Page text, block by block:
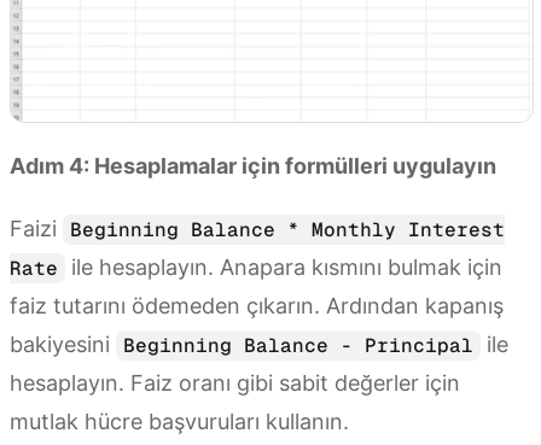
Adım 4: Hesaplamalar için formülleri uygulayın
Faizi
Beginning Balance * Monthly Interest
Rate
ile hesaplayın. Anapara kısmını bulmak için
faiz tutarını ödemeden çıkarın. Ardından kapanış
bakiyesini
Beginning Balance - Principal
ile
hesaplayın. Faiz oranı gibi sabit değerler için
mutlak hücre başvuruları kullanın.